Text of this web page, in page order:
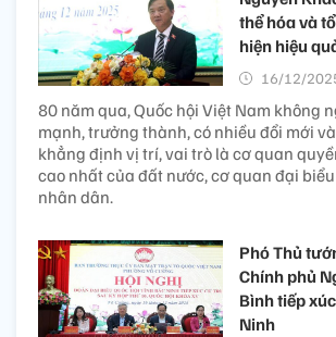
thể hóa và
hiện hiệu
16/12/
80 năm qua, Quốc hội Việt Nam không
mạnh, trưởng thành, có nhiều đổi mới
khẳng định vị trí, vai trò là cơ quan
cao nhất của đất nước, cơ quan đại
nhân dân.
Phó Thủ
Chính phủ
Bình tiếp
Ninh